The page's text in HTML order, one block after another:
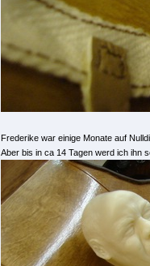
Frederike war einige Monate auf
Aber bis in ca 14 Tagen werd ich ihn